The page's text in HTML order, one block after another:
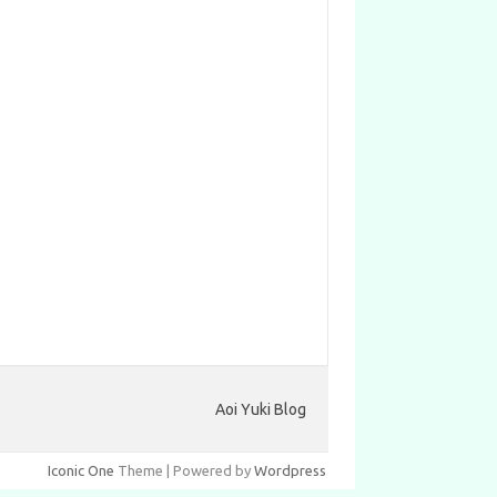
Aoi Yuki Blog
Iconic One Theme | Powered by Wordpress